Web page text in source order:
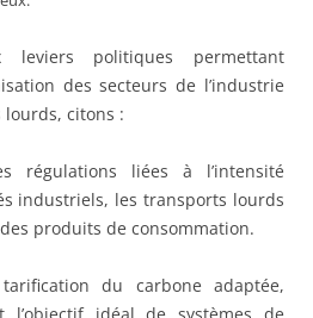
leviers politiques permettant
des secteurs de l’industrie
citons :
régulations liées à l’intensité
industriels, les transports lourds
produits de consommation.
tarification du carbone adaptée,